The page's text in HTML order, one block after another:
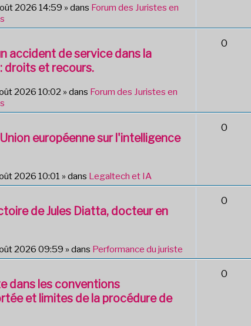
2026 14:59 » dans Forum des Juristes en
accident de service dans la
droits et recours.
2026 10:02 » dans Forum des Juristes en
0
européenne sur l'intelligence
2026 10:01 » dans Legaltech et IA
0
de Jules Diatta, docteur en
2026 09:59 » dans Performance du juriste
0
dans les conventions
et limites de la procédure de
0